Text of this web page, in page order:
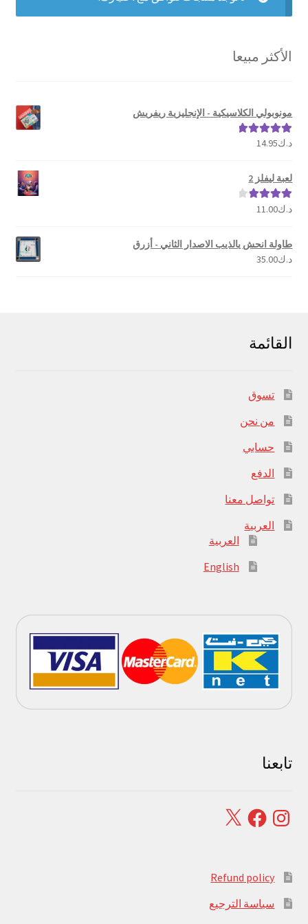
تواصل معنا
العربية
الأكثر مبيعا
مونوبولي الكلاسيكية - الإنجليزية ريفريش
تم التقييم
د.ك14.95
لعبة ليفلز 2
تم التقييم
د.ك11.00
طاولة انحش يالذيب الاصدار الثاني - أزرق
د.ك35.00
القائمة
تسوق
من نحن
حسابي
الدفع
تواصل معنا
العربية
العربية
English
تابعنا
Instagram
Facebook
X
Refund policy
سياسة الترجيع